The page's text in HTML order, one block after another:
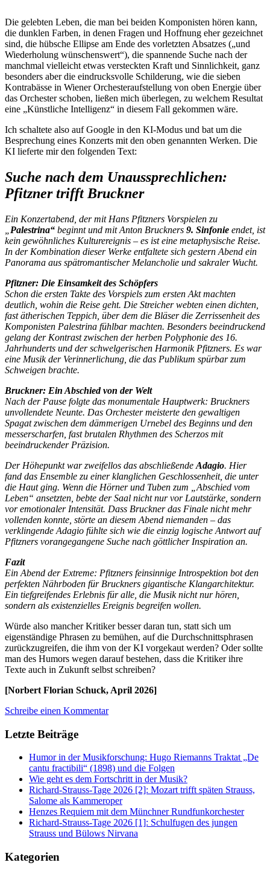
Die gelebten Leben, die man bei beiden Komponisten hören kann,
die dunklen Farben, in denen Fragen und Hoffnung eher gezeichnet
sind, die hübsche Ellipse am Ende des vorletzten Absatzes („und
Wiederholung wünschenswert“), die spannende Suche nach der
manchmal vielleicht etwas versteckten Kraft und Sinnlichkeit, ganz
besonders aber die eindrucksvolle Schilderung, wie die sieben
Kontrabässe in Wiener Orchesteraufstellung von oben Energie über
das Orchester schoben, ließen mich überlegen, zu welchem Resultat
eine „Künstliche Intelligenz“ in diesem Fall gekommen wäre.
Ich schaltete also auf Google in den KI-Modus und bat um die
Besprechung eines Konzerts mit den oben genannten Werken. Die
KI lieferte mir den folgenden Text:
Suche nach dem Unaussprechlichen:
Pfitzner trifft Bruckner
Ein Konzertabend, der mit Hans Pfitzners Vorspielen zu
Palestrina“ beginnt und mit Anton Bruckners 9. Sinfonie endet, ist
kein gewöhnliches Kulturereignis – es ist eine metaphysische Reise.
In der Kombination dieser Werke entfaltete sich gestern Abend ein
Panorama aus spätromantischer Melancholie und sakraler Wucht.
Pfitzner: Die Einsamkeit des Schöpfers
Schon die ersten Takte des Vorspiels zum ersten Akt machten
deutlich, wohin die Reise geht. Die Streicher webten einen dichten,
fast ätherischen Teppich, über dem die Bläser die Zerrissenheit des
Komponisten Palestrina fühlbar machten. Besonders beeindruckend
gelang der Kontrast zwischen der herben Polyphonie des 16.
Jahrhunderts und der schwelgerischen Harmonik Pfitzners. Es war
eine Musik der Verinnerlichung, die das Publikum spürbar zum
Schweigen brachte.
Bruckner: Ein Abschied von der Welt
Nach der Pause folgte das monumentale Hauptwerk: Bruckners
unvollendete Neunte. Das Orchester meisterte den gewaltigen
Spagat zwischen dem dämmerigen Urnebel des Beginns und den
messerscharfen, fast brutalen Rhythmen des Scherzos mit
beeindruckender Präzision.
Der Höhepunkt war zweifellos das abschließende Adagio. Hier
fand das Ensemble zu einer klanglichen Geschlossenheit, die unter
die Haut ging. Wenn die Hörner und Tuben zum „Abschied vom
Leben“ ansetzten, bebte der Saal nicht nur vor Lautstärke, sondern
vor emotionaler Intensität. Dass Bruckner das Finale nicht mehr
vollenden konnte, störte an diesem Abend niemanden – das
verklingende Adagio fühlte sich wie die einzig logische Antwort auf
Pfitzners vorangegangene Suche nach göttlicher Inspiration an.
Fazit
Ein Abend der Extreme: Pfitzners feinsinnige Introspektion bot den
perfekten Nährboden für Bruckners gigantische Klangarchitektur.
Ein tiefgreifendes Erlebnis für alle, die Musik nicht nur hören,
sondern als existenzielles Ereignis begreifen wollen.
Würde also mancher Kritiker besser daran tun, statt sich um
eigenständige Phrasen zu bemühen, auf die Durchschnittsphrasen
zurückzugreifen, die ihm von der KI vorgekaut werden? Oder sollte
man des Humors wegen darauf bestehen, dass die Kritiker ihre
Texte auch in Zukunft selbst schreiben?
[Norbert Florian Schuck, April 2026]
Schreibe einen Kommentar
Letzte Beiträge
Humor in der Musikforschung: Hugo Riemanns Traktat „De
cantu fractibili“ (1898) und die Folgen
Wie geht es dem Fortschritt in der Musik?
Richard-Strauss-Tage 2026 [2]: Mozart trifft späten Strauss,
Salome als Kammeroper
Henzes Requiem mit dem Münchner Rundfunkorchester
Richard-Strauss-Tage 2026 [1]: Schulfugen des jungen
Strauss und Bülows Nirvana
Kategorien